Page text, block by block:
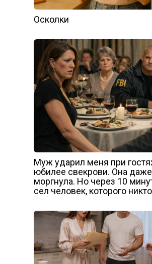
Осколки
Муж ударил меня при
юбилее свекрови. Она
моргнула. Но через 10
сел человек, которого